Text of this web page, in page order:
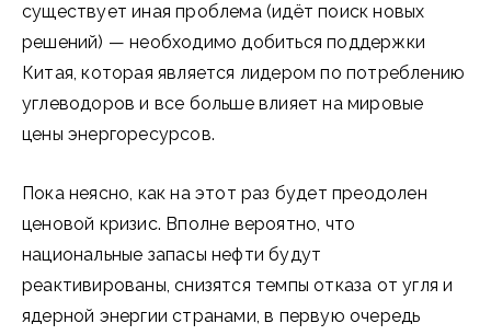
существует иная проблема (идёт поиск новых
решений) — необходимо добиться поддержки
Китая, которая является лидером по потреблению
углеводоров и все больше влияет на мировые
цены энергоресурсов.
Пока неясно, как на этот раз будет преодолен
ценовой кризис. Вполне вероятно, что
национальные запасы нефти будут
реактивированы, снизятся темпы отказа от угля и
ядерной энергии странами, в первую очередь